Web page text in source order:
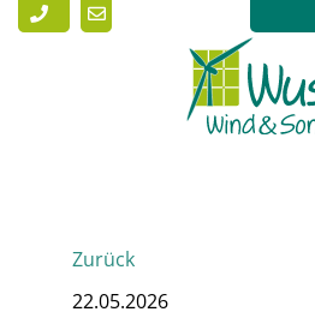
Zurück
22.05.2026